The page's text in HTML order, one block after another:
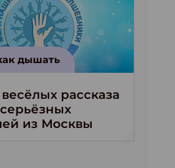
дышать
рассказа
из Москвы